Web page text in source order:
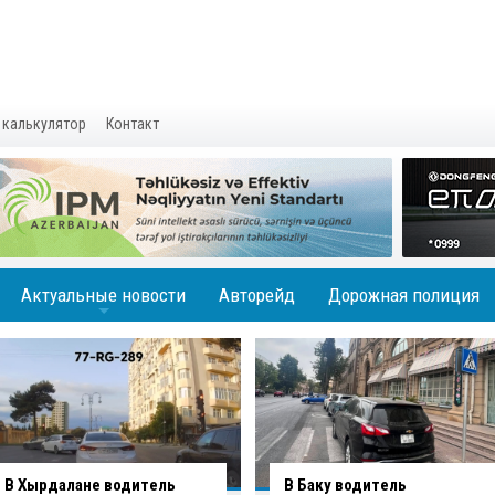
Контакт
Актуальные новости Авторейд Дорожная полиция
В Баку водитель
Вниманию водителей: на